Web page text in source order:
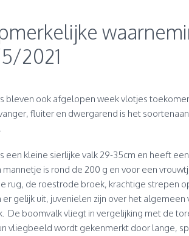
2021
bleven ook afgelopen week vlotjes
fluiter en dwergarend is het
een kleine sierlijke valk 29-35cm en heeft
mannetje is rond de 200 g en voor een
rug, de roestrode broek, krachtige strepen
er gelijk uit, juvenielen zijn over het
De boomvalk vliegt in vergelijking met de
vliegbeeld wordt gekenmerkt door lange,